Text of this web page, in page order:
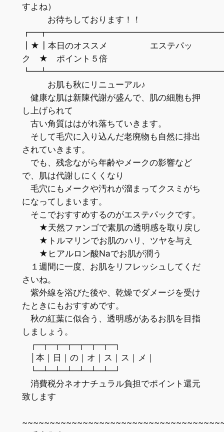
すよね）
お待ちしております！！
┃★┃本日のオススメ エステパッ
ク ★ ポイント５倍
お肌も秋にリニューアル♪
健康な肌は新陳代謝が盛んで、肌の細胞も押
し上げられて
古い角質ははがれ落ちていきます。
そして毛穴に入り込んだ老廃物も自然に排出
されていきます。
でも、残念ながら年齢やメークの影響など
で、肌は代謝しにくくなり
毛穴にもメークや汚れが溜まってクスミがち
になってしまいます。
そこでおすすめするのがエステパックです。
★天然ファンゴで素肌の透明感を取り戻し
★トルマリンでお肌のハリ、ツヤを与え
★ヒアルロン酸Naでお肌が潤う
１週間に一度、お肌をリフレッシュしてくだ
さいね。
紫外線を浴びた後や、乾燥でダメージを受け
たときにもおすすめです。
秋の紅葉に似合う、透明感があるお肌を目指
しましょう。
┌─┬─┬─┬─┬─┬─┬─┐
│本｜日｜の｜オ｜ス｜ス｜メ｜
└─┴─┴─┴─┴─┴─┴─┘
消費税分ネオナチュラル負担でポイント還元
致します